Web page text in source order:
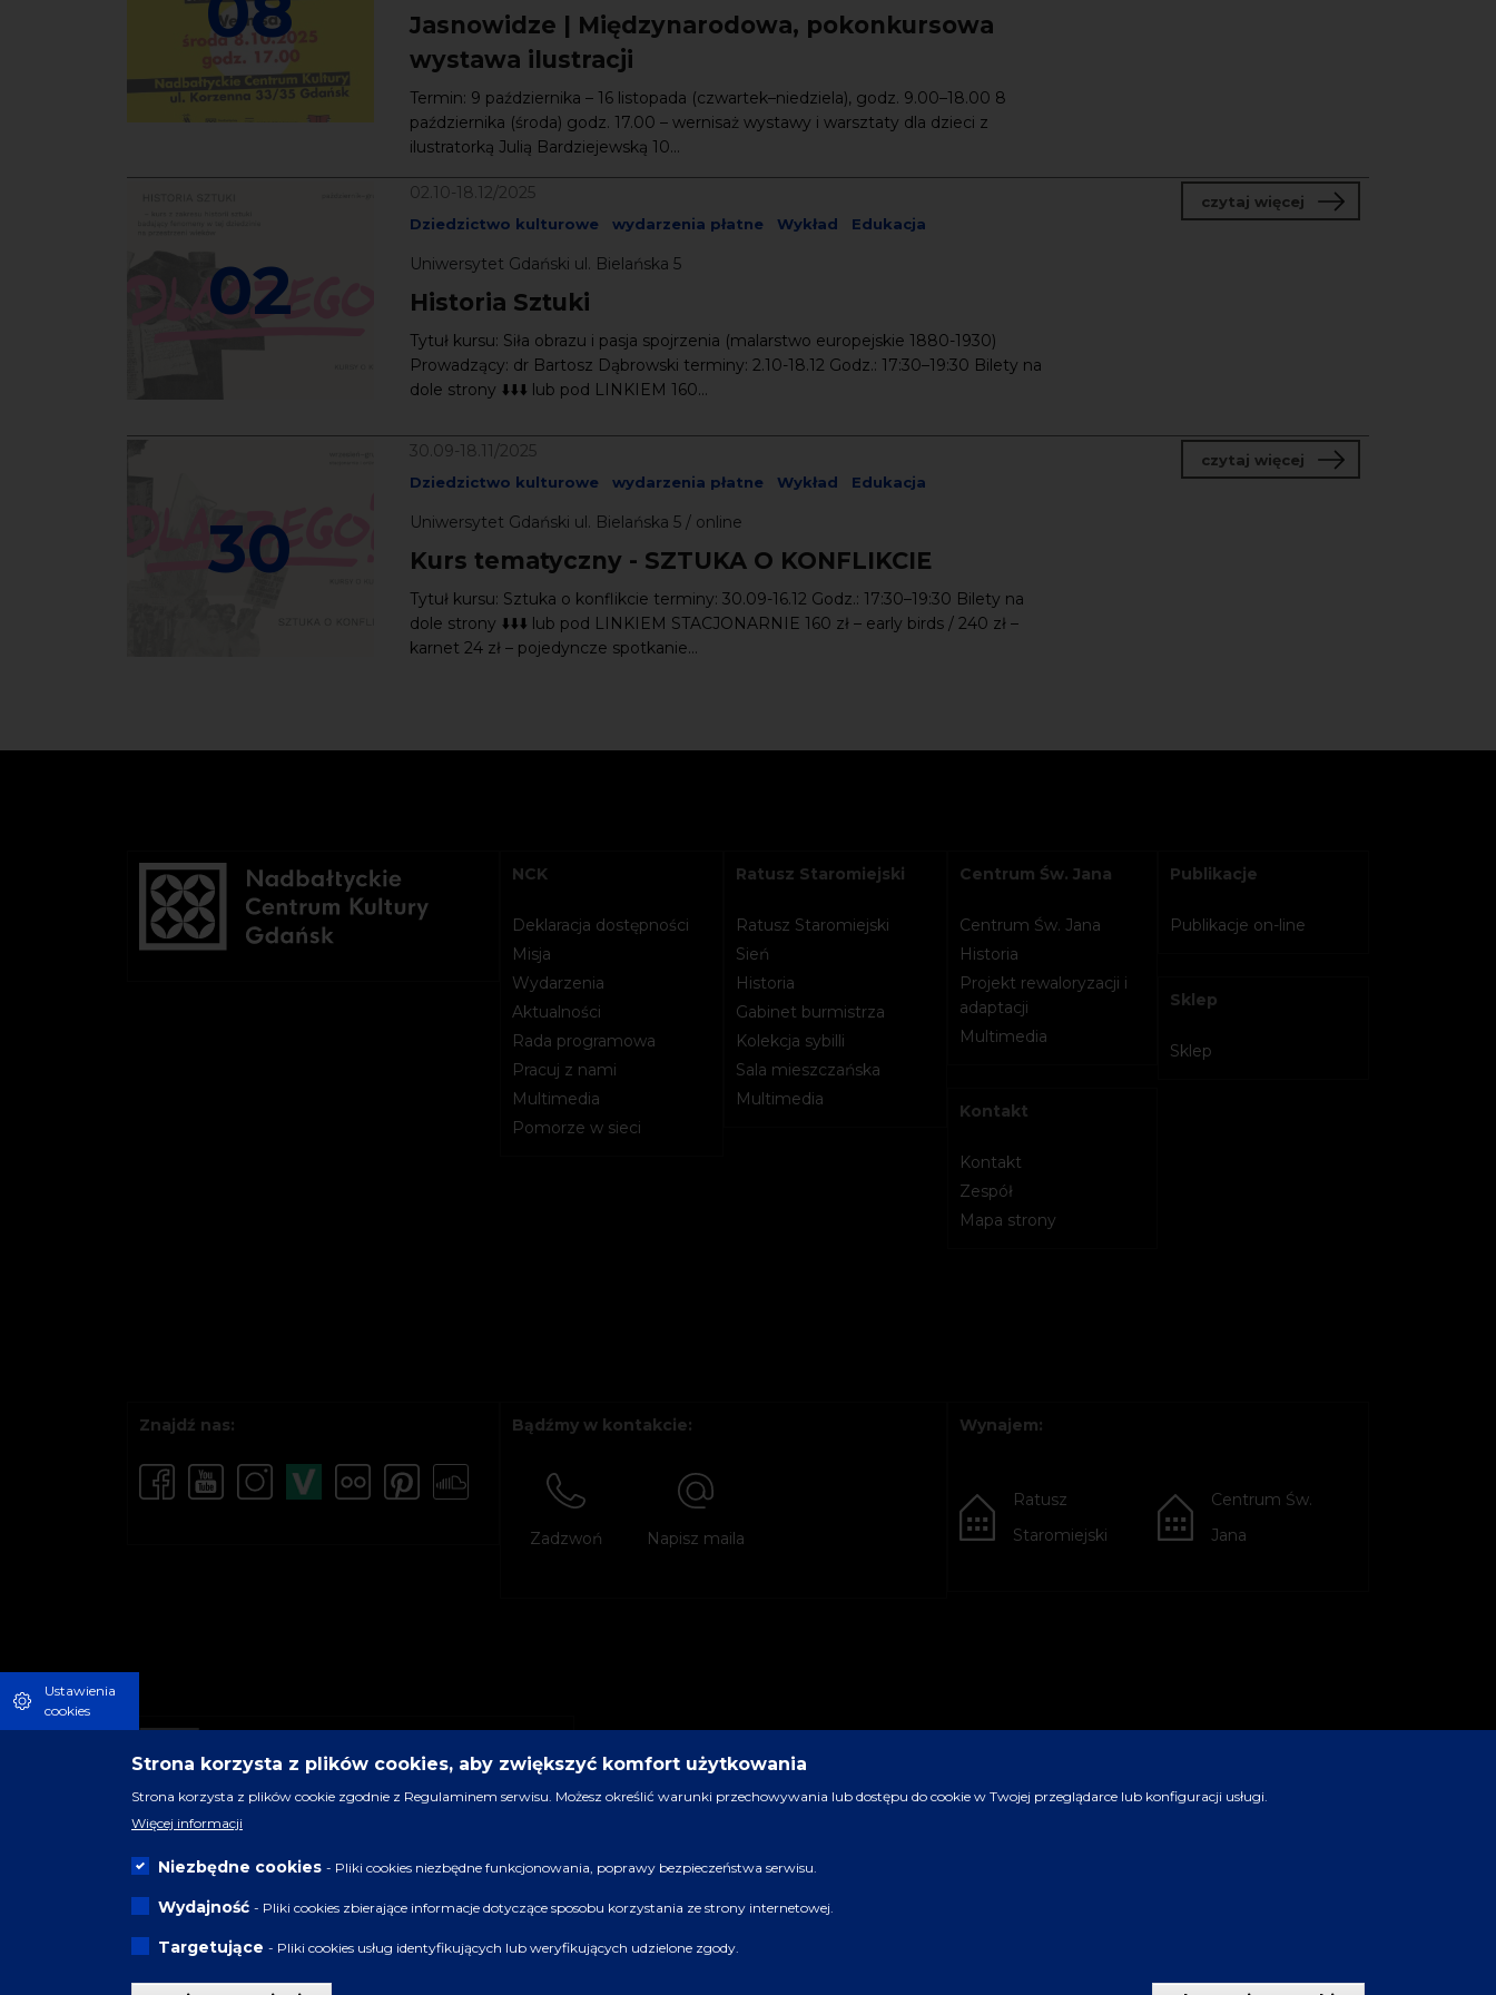
Jasnowidze | Międzynarodowa, pokonkursowa
wystawa ilustracji
Termin: 9 października – 16 listopada (czwartek–niedziela), godz. 9.00–18.00 8
października (środa) godz. 17.00 – wernisaż wystawy i warsztaty dla dzieci z
ilustratorką Julią Bardziejewską 10...
02
02.10-18.12/2025
Dziedzictwo kulturowe wydarzenia płatne Wykład Edukacja
Uniwersytet Gdański ul. Bielańska 5
Historia Sztuki
Tytuł kursu: Siła obrazu i pasja spojrzenia (malarstwo europejskie 1880-1930)
Prowadzący: dr Bartosz Dąbrowski terminy: 2.10-18.12 Godz.: 17:30–19:30 Bilety na
dole strony ⬇️⬇️⬇️ lub pod LINKIEM 160...
czytaj więcejo Historia Sztuki
30
30.09-18.11/2025
Dziedzictwo kulturowe wydarzenia płatne Wykład Edukacja
Uniwersytet Gdański ul. Bielańska 5 / online
Kurs tematyczny - SZTUKA O KONFLIKCIE
Tytuł kursu: Sztuka o konflikcie terminy: 30.09-16.12 Godz.: 17:30–19:30 Bilety na
dole strony ⬇️⬇️⬇️ lub pod LINKIEM STACJONARNIE 160 zł – early birds / 240 zł –
karnet 24 zł – pojedyncze spotkanie...
czytaj więcejo Kurs tematyczny -
NCK
Deklaracja dostępności
Misja
Wydarzenia
Aktualności
Rada programowa
Pracuj z nami
Multimedia
Pomorze w sieci
Ratusz Staromiejski
Ratusz Staromiejski
Sień
Historia
Gabinet burmistrza
Kolekcja sybilli
Sala mieszczańska
Multimedia
Centrum Św. Jana
Centrum Św. Jana
Historia
Projekt rewaloryzacji i
adaptacji
Multimedia
Kontakt
Kontakt
Zespół
Mapa strony
Publikacje
Publikacje on-line
Sklep
Sklep
Znajdź nas: Bądźmy w kontakcie:
Zadzwoń Napisz maila
Wynajem:
Ratusz
Staromiejski
Centrum Św.
Jana
Ustawienia
cookies
Strona korzysta z plików cookies, aby zwiększyć komfort użytkowania
Strona korzysta z plików cookie zgodnie z Regulaminem serwisu. Możesz określić warunki przechowywania lub dostępu do cookie w Twojej przeglądarce lub konfiguracji usługi.
Więcej informacji
Niezbędne cookies - Pliki cookies niezbędne funkcjonowania, poprawy bezpieczeństwa serwisu.
Wydajność - Pliki cookies zbierające informacje dotyczące sposobu korzystania ze strony internetowej.
Targetujące - Pliki cookies usług identyfikujących lub weryfikujących udzielone zgody.